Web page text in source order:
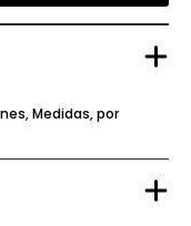
,Medidas,por